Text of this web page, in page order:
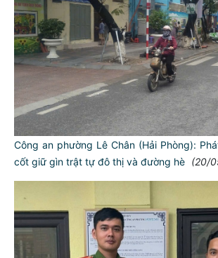
Công an phường Lê Chân (Hải Phòng):
cốt giữ gìn trật tự đô thị và đường hè (20/